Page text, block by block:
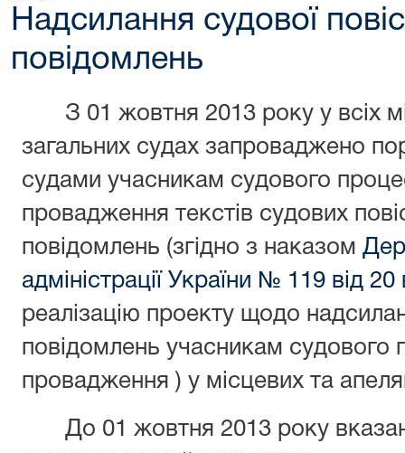
Надсилання судової
повідомлень
З 01 жовтня 2013 року у всіх
загальних судах запроваджено
судами учасникам судового
провадження текстів судових
повідомлень (згідно з наказом
адміністрації України № 119 від
реалізацію проекту щодо
повідомлень учасникам судового
провадження ) у місцевих та
До 01 жовтня 2013 року